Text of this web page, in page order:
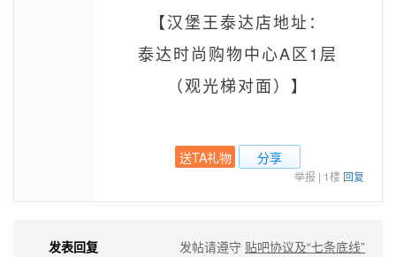
【汉堡王泰达店地址：
泰达时尚购物中心A区1层
（观光梯对面）】
送TA礼物 分享
举报 | 1楼 回复
发表回复 发帖请遵守 贴吧协议及“七条底线”